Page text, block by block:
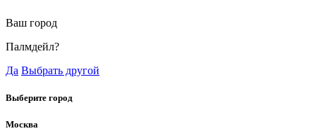
Ваш город
Палмдейл?
Да Выбрать другой
Выберите город
Москва